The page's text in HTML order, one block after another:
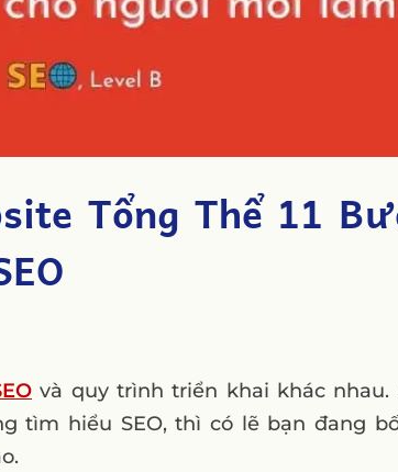
Tổng Thể 11
và quy trình triển khai khác nhau.
tìm hiểu SEO, thì có lẽ bạn đang